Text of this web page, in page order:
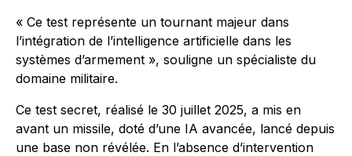
« Ce test représente un tournant majeur dans
l’intégration de l’intelligence artificielle dans les
systèmes d’armement », souligne un spécialiste du
domaine militaire.
Ce test secret, réalisé le 30 juillet 2025, a mis en
avant un missile, doté d’une IA avancée, lancé depuis
une base non révélée. En l’absence d’intervention